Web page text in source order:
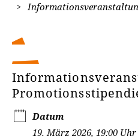
Datum
19. März 2026, 19:00 Uhr